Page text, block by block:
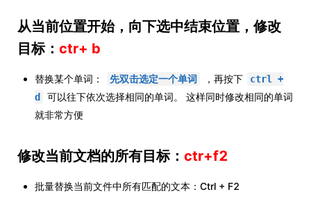
从当前位置开始，向下选中结束位置，修改
目标： ctr+ b
替换某个单词： 先双击选定一个单词 ，再按下
ctrl +
d
可以往下依次选择相同的单词。 这样同时修改相同的单词
就非常方便
修改当前文档的所有目标： ctr+f2
批量替换当前文件中所有匹配的文本：Ctrl + F2